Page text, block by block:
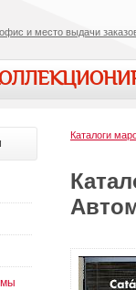
и место выдачи
Каталоги